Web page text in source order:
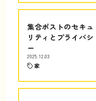
集合ポストのセキュ
リティとプライバシ
ー
2025.12.03
家